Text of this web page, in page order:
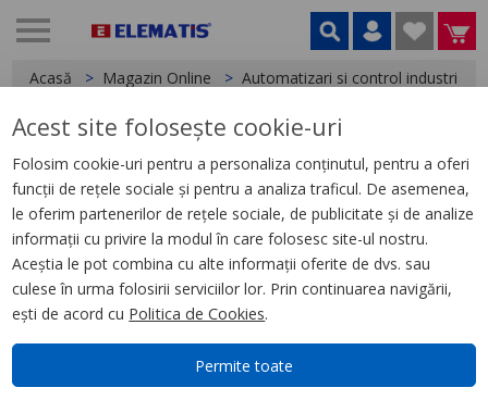
Acasă Magazin Online Automatizari si control industrial
< Relee
Releu Ambrosabil Universal,
Zelio Rum, 2 C/O, 12 V Cc, 10 A,
cu Led
Acest site folosește cookie-uri
Folosim cookie-uri pentru a personaliza conținutul, pentru a oferi
funcții de rețele sociale și pentru a analiza traficul. De asemenea,
le oferim partenerilor de rețele sociale, de publicitate și de analize
informații cu privire la modul în care folosesc site-ul nostru.
Aceștia le pot combina cu alte informații oferite de dvs. sau
culese în urma folosirii serviciilor lor. Prin continuarea navigării,
ești de acord cu Politica de Cookies.
Permite toate